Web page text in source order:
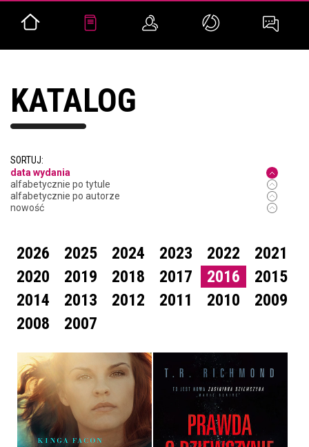
KATALOG
SORTUJ:
data wydania
alfabetycznie po tytule
alfabetycznie po autorze
nowość
2026 2025 2024 2023 2022
2021
2020
2019 2018 2017 2016
2015
2014
2013 2012 2011 2010
2009
2008
2007